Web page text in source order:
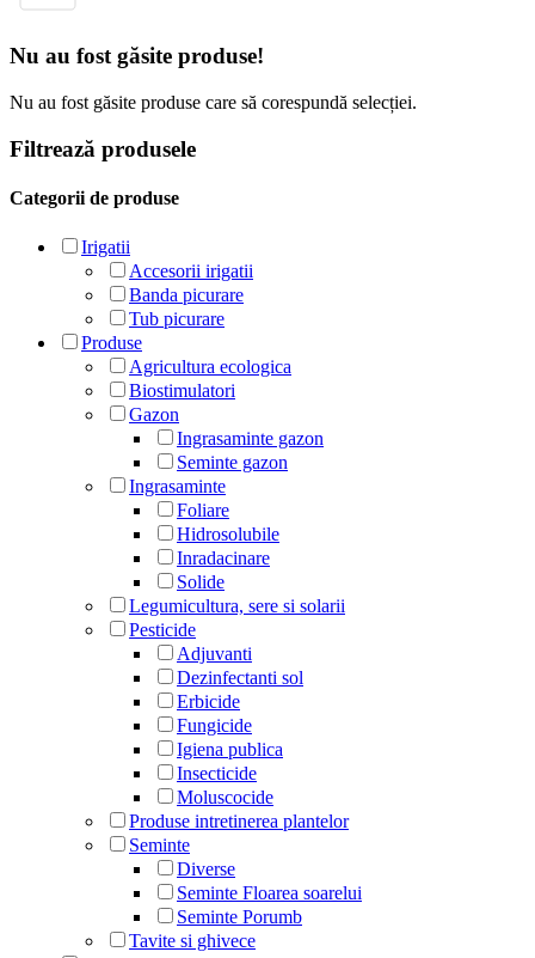
Nu au fost găsite produse!
Nu au fost găsite produse care să corespundă selecției.
Filtrează produsele
Categorii de produse
Irigatii
Accesorii irigatii
Banda picurare
Tub picurare
Produse
Agricultura ecologica
Biostimulatori
Gazon
Ingrasaminte gazon
Seminte gazon
Ingrasaminte
Foliare
Hidrosolubile
Inradacinare
Solide
Legumicultura, sere si solarii
Pesticide
Adjuvanti
Dezinfectanti sol
Erbicide
Fungicide
Igiena publica
Insecticide
Moluscocide
Produse intretinerea plantelor
Seminte
Diverse
Seminte Floarea soarelui
Seminte Porumb
Tavite si ghivece